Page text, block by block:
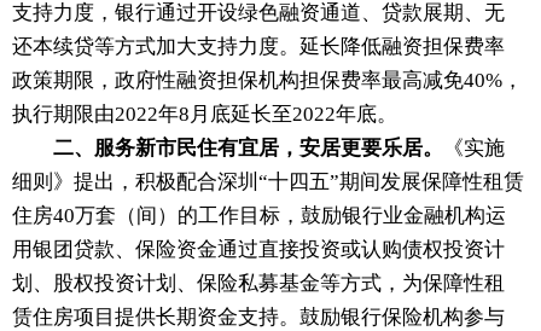
支持力度，银行通过开设绿色融资通道、贷款展期、无
还本续贷等方式加大支持力度。延长降低融资担保费率
政策期限，政府性融资担保机构担保费率最高减免40%，
执行期限由2022年8月底延长至2022年底。
二、服务新市民住有宜居，安居更要乐居。
《实施
细则》提出，积极配合深圳“十四五”期间发展保障性租赁
住房40万套（间）的工作目标，鼓励银行业金融机构运
用银团贷款、保险资金通过直接投资或认购债权投资计
划、股权投资计划、保险私募基金等方式，为保障性租
赁住房项目提供长期资金支持。鼓励银行保险机构参与